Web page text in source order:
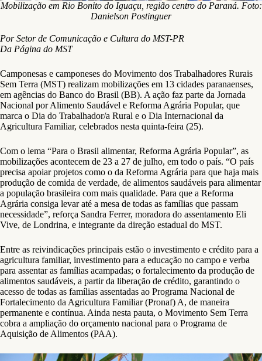
Mobilização em Rio Bonito do Iguaçu, região centro do Paraná. Foto:
Danielson Postinguer
Por Setor de Comunicação e Cultura do MST-PR
Da Página do MST
Camponesas e camponeses do Movimento dos Trabalhadores Rurais
Sem Terra (MST) realizam mobilizações em 13 cidades paranaenses,
em agências do Banco do Brasil (BB). A ação faz parte da Jornada
Nacional por Alimento Saudável e Reforma Agrária Popular, que
marca o Dia do Trabalhador/a Rural e o Dia Internacional da
Agricultura Familiar, celebrados nesta quinta-feira (25).
Com o lema “Para o Brasil alimentar, Reforma Agrária Popular”, as
mobilizações acontecem de 23 a 27 de julho, em todo o país. “O país
precisa apoiar projetos como o da Reforma Agrária para que haja mais
produção de comida de verdade, de alimentos saudáveis para alimentar
a população brasileira com mais qualidade. Para que a Reforma
Agrária consiga levar até a mesa de todas as famílias que passam
necessidade”, reforça Sandra Ferrer, moradora do assentamento Eli
Vive, de Londrina, e integrante da direção estadual do MST.
Entre as reivindicações principais estão o investimento e crédito para a
agricultura familiar, investimento para a educação no campo e verba
para assentar as famílias acampadas; o fortalecimento da produção de
alimentos saudáveis, a partir da liberação de crédito, garantindo o
acesso de todas as famílias assentadas ao Programa Nacional de
Fortalecimento da Agricultura Familiar (Pronaf) A, de maneira
permanente e contínua. Ainda nesta pauta, o Movimento Sem Terra
cobra a ampliação do orçamento nacional para o Programa de
Aquisição de Alimentos (PAA).